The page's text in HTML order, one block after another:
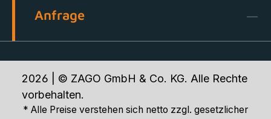
Anfrage
2026 | © ZAGO GmbH & Co. KG. Alle Rechte
vorbehalten.
* Alle Preise verstehen sich netto zzgl. gesetzlicher